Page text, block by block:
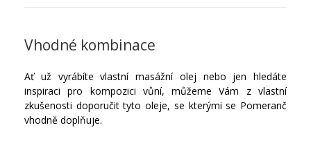
Vhodné kombinace
Ať už vyrábíte vlastní masážní olej nebo jen hledáte
inspiraci pro kompozici vůní, můžeme Vám z vlastní
zkušenosti doporučit tyto oleje, se kterými se Pomeranč
vhodně doplňuje.